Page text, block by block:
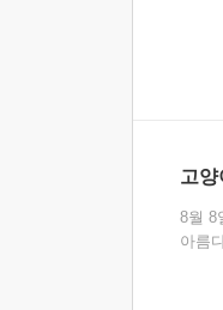
고양
8월 8
아름